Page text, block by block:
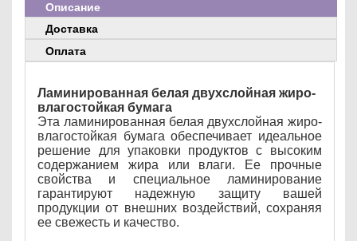
Описание
Доставка
Оплата
Ламинированная белая двухслойная жиро-
влагостойкая бумага
Эта ламинированная белая двухслойная жиро-
влагостойкая бумага обеспечивает идеальное
решение для упаковки продуктов с высоким
содержанием жира или влаги. Ее прочные
свойства и специальное ламинирование
гарантируют надежную защиту вашей
продукции от внешних воздействий, сохраняя
ее свежесть и качество.